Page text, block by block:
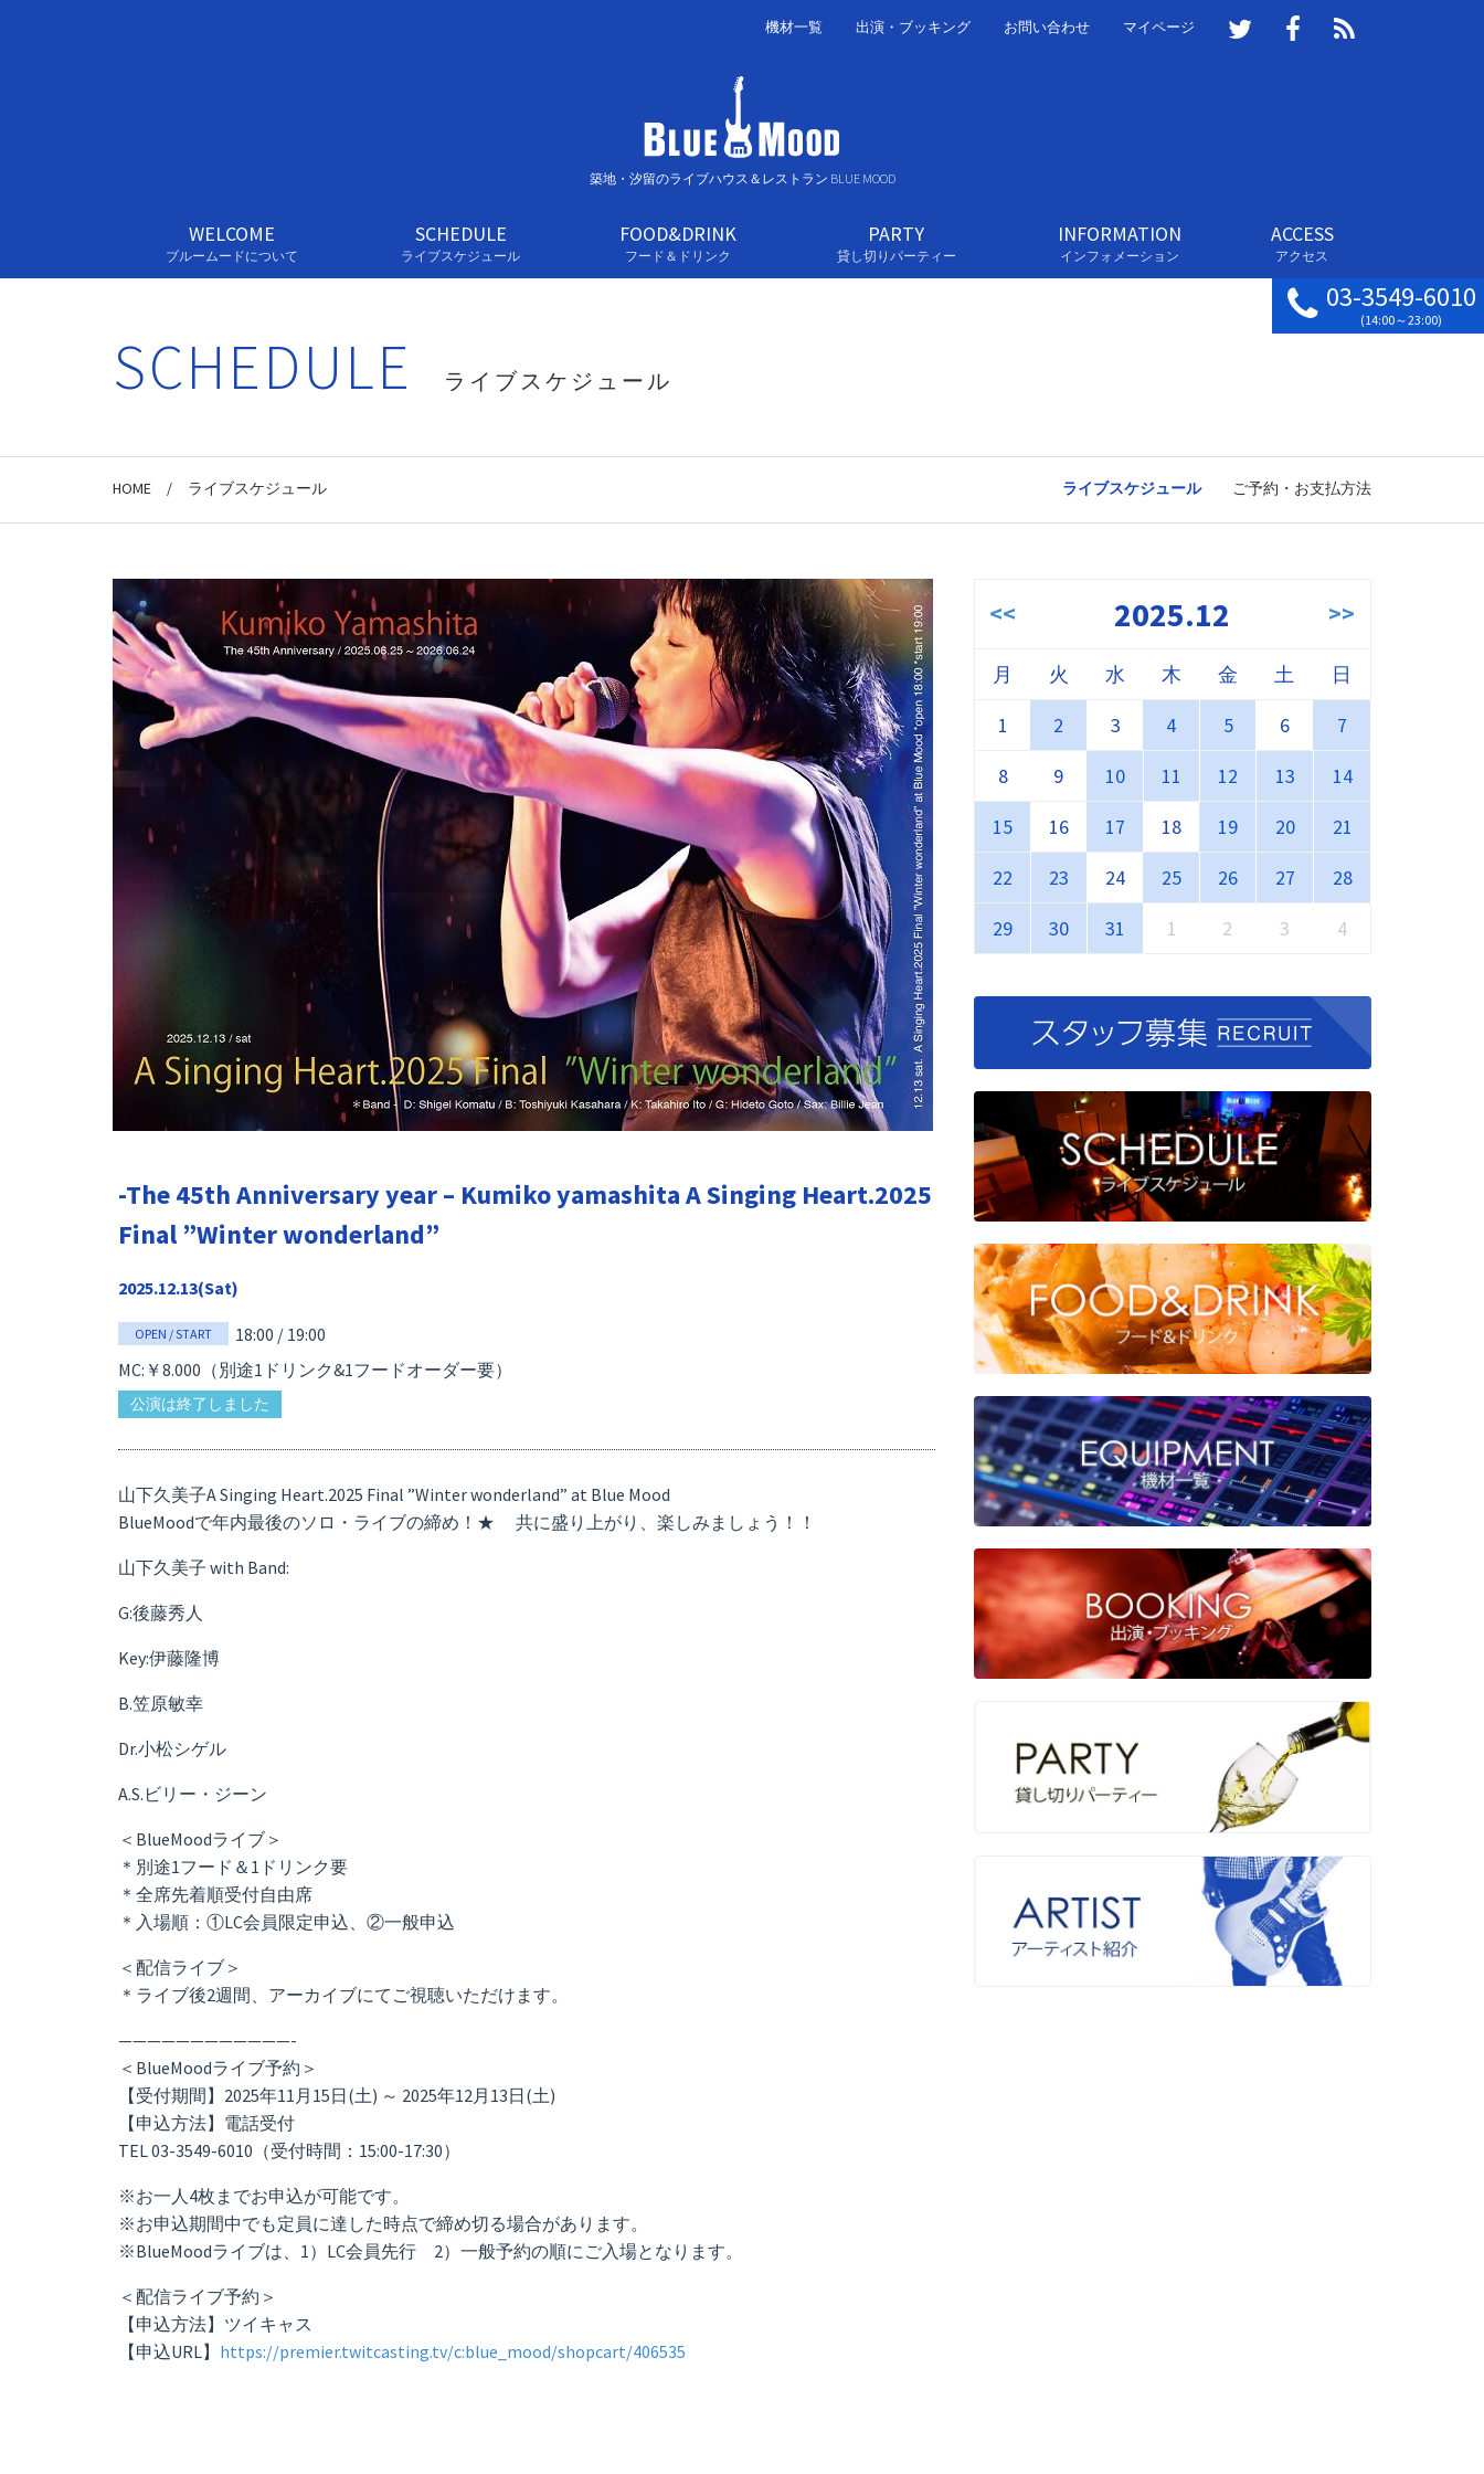
機材一覧 出演・ブッキング お問い合わせ マイページ
築地・汐留のライブハウス＆レストラン BLUE MOOD
WELCOME
ブルームードについて
SCHEDULE
ライブスケジュール
FOOD&DRINK
フード＆ドリンク
PARTY
貸し切りパーティー
INFORMATION
インフォメーション
ACCESS
アクセス
03-3549-6010
(14:00～23:00)
SCHEDULE ライブスケジュール
HOME / ライブスケジュール ライブスケジュール ご予約・お支払方法
-The 45th Anniversary year – Kumiko yamashita A Singing Heart.2025
Final ”Winter wonderland”
2025.12.13(Sat)
OPEN / START
18:00 / 19:00
MC:￥8.000（別途1ドリンク&1フードオーダー要）
公演は終了しました
山下久美子A Singing Heart.2025 Final ”Winter wonderland” at Blue Mood
BlueMoodで年内最後のソロ・ライブの締め！★ 共に盛り上がり、楽しみましょう！！
山下久美子 with Band:
G:後藤秀人
Key:伊藤隆博
B.笠原敏幸
Dr.小松シゲル
A.S.ビリー・ジーン
＜BlueMoodライブ＞
＊別途1フード＆1ドリンク要
＊全席先着順受付自由席
＊入場順：①LC会員限定申込、②一般申込
＜配信ライブ＞
＊ライブ後2週間、アーカイブにてご視聴いただけます。
————————————-
＜BlueMoodライブ予約＞
【受付期間】2025年11月15日(土) ～ 2025年12月13日(土)
【申込方法】電話受付
TEL 03-3549-6010（受付時間：15:00-17:30）
※お一人4枚までお申込が可能です。
※お申込期間中でも定員に達した時点で締め切る場合があります。
※BlueMoodライブは、1）LC会員先行 2）一般予約の順にご入場となります。
＜配信ライブ予約＞
【申込方法】ツイキャス
【申込URL】 https://premier.twitcasting.tv/c:blue_mood/shopcart/406535
<< 2025.12 >>
月 火 水 木 金 土
日
1
2 3 4 5 6
7
8
9 10 11 12 13
14
15
16 17 18 19 20
21
22
23 24 25 26 27
28
29
30 31 1 2 3 4